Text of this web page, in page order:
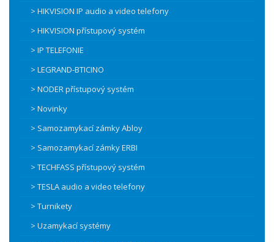
> HIKVISION IP audio a video telefony
> HIKVISION přístupový systém
> IP TELEFONIE
> LEGRAND-BTICINO
> NODER přístupový systém
> Novinky
> Samozamykací zámky Abloy
> Samozamykací zámky ERBI
> TECHFASS přístupový systém
> TESLA audio a video telefony
> Turnikety
> Uzamykací systémy